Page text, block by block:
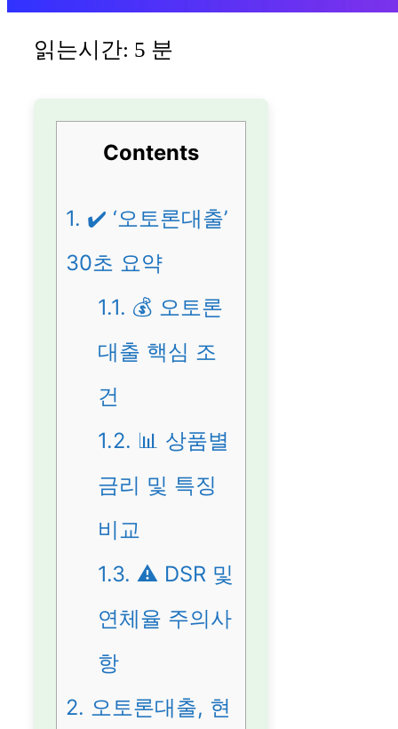
읽는시간: 5 분
Contents
1. ✔️ ‘오토론대출’
30초 요약
1.1. 💰 오토론
대출 핵심 조
건
1.2. 📊 상품별
금리 및 특징
비교
1.3. ⚠️ DSR 및
연체율 주의사
항
2. 오토론대출, 현